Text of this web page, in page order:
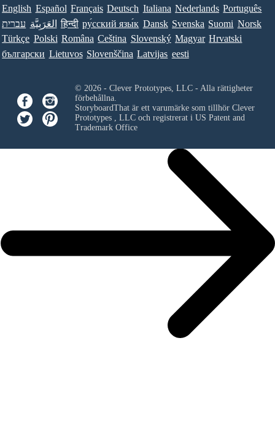
English Español Français Deutsch Italiana Nederlands Português
עברית العَرَبِيَّة हिन्दी ру́сский язы́к Dansk Svenska Suomi Norsk
Türkçe Polski Româna Ceština Slovenský Magyar Hrvatski
български Lietuvos Slovenščina Latvijas eesti
© 2026 - Clever Prototypes, LLC - Alla rättigheter
förbehållna.
StoryboardThat är ett varumärke som tillhör Clever
Prototypes , LLCoch registrerat i US Patent and
Trademark Office